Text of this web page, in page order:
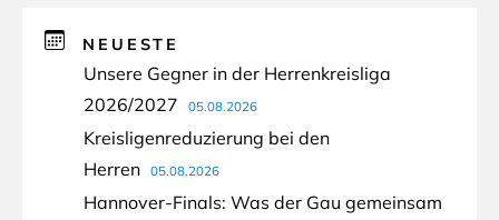
NEUESTE
Unsere Gegner in der Herrenkreisliga
2026/2027
05.08.2026
Kreisligenreduzierung bei den
Herren
05.08.2026
Hannover-Finals: Was der Gau gemeinsam